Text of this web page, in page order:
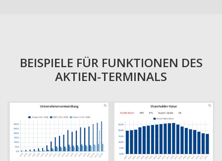
BEISPIELE FÜR FUNKTIONEN DES
AKTIEN-TERMINALS